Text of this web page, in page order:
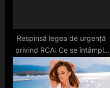
Respinsă legea de urgență
privind RCA: Ce se întâmplă
acum?